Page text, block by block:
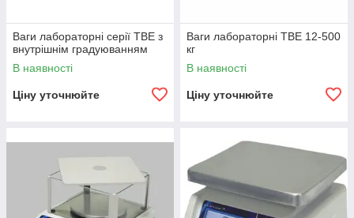
Ваги лабораторні серії TBE з
внутрішнім градуюванням
В наявності
Ціну уточнюйте
Ваги лабораторні ТВЕ 12-500
кг
В наявності
Ціну уточнюйте